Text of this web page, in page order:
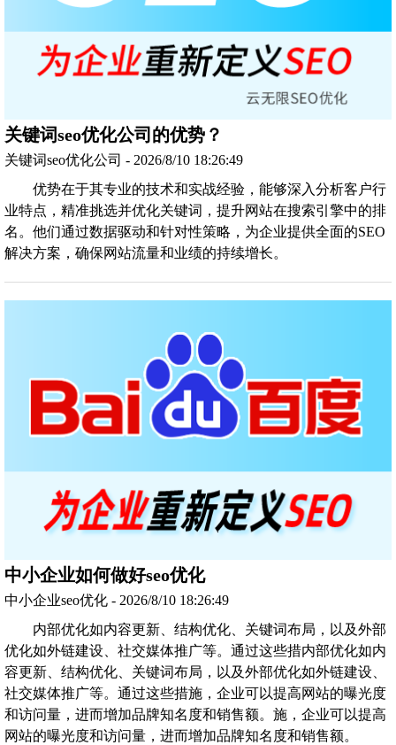
关键词seo优化公司的优势？
关键词seo优化公司 - 2026/8/10 18:26:49
优势在于其专业的技术和实战经验，能够深入分析客户行
业特点，精准挑选并优化关键词，提升网站在搜索引擎中的排
名。他们通过数据驱动和针对性策略，为企业提供全面的SEO
解决方案，确保网站流量和业绩的持续增长。
中小企业如何做好seo优化
中小企业seo优化 - 2026/8/10 18:26:49
内部优化如内容更新、结构优化、关键词布局，以及外部
优化如外链建设、社交媒体推广等。通过这些措内部优化如内
容更新、结构优化、关键词布局，以及外部优化如外链建设、
社交媒体推广等。通过这些措施，企业可以提高网站的曝光度
和访问量，进而增加品牌知名度和销售额。施，企业可以提高
网站的曝光度和访问量，进而增加品牌知名度和销售额。